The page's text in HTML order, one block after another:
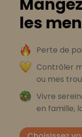
les
Perte de
Contrôler
ou mes
Vivre
en famille,